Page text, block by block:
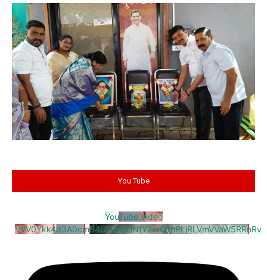
You Tube
YouTube Video
VVV0Ykk4d3A0cm94U1VaQUNfY2xrQ1hRLjRLVmVVaW5RRnRv